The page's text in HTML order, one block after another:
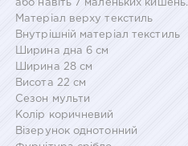
або навіть 7 маленьких кишень.
Матеріал верху текстиль
Внутрішній матеріал текстиль
Ширина дна 6 см
Ширина 28 см
Висота 22 см
Сезон мульти
Колір коричневий
Візерунок однотонний